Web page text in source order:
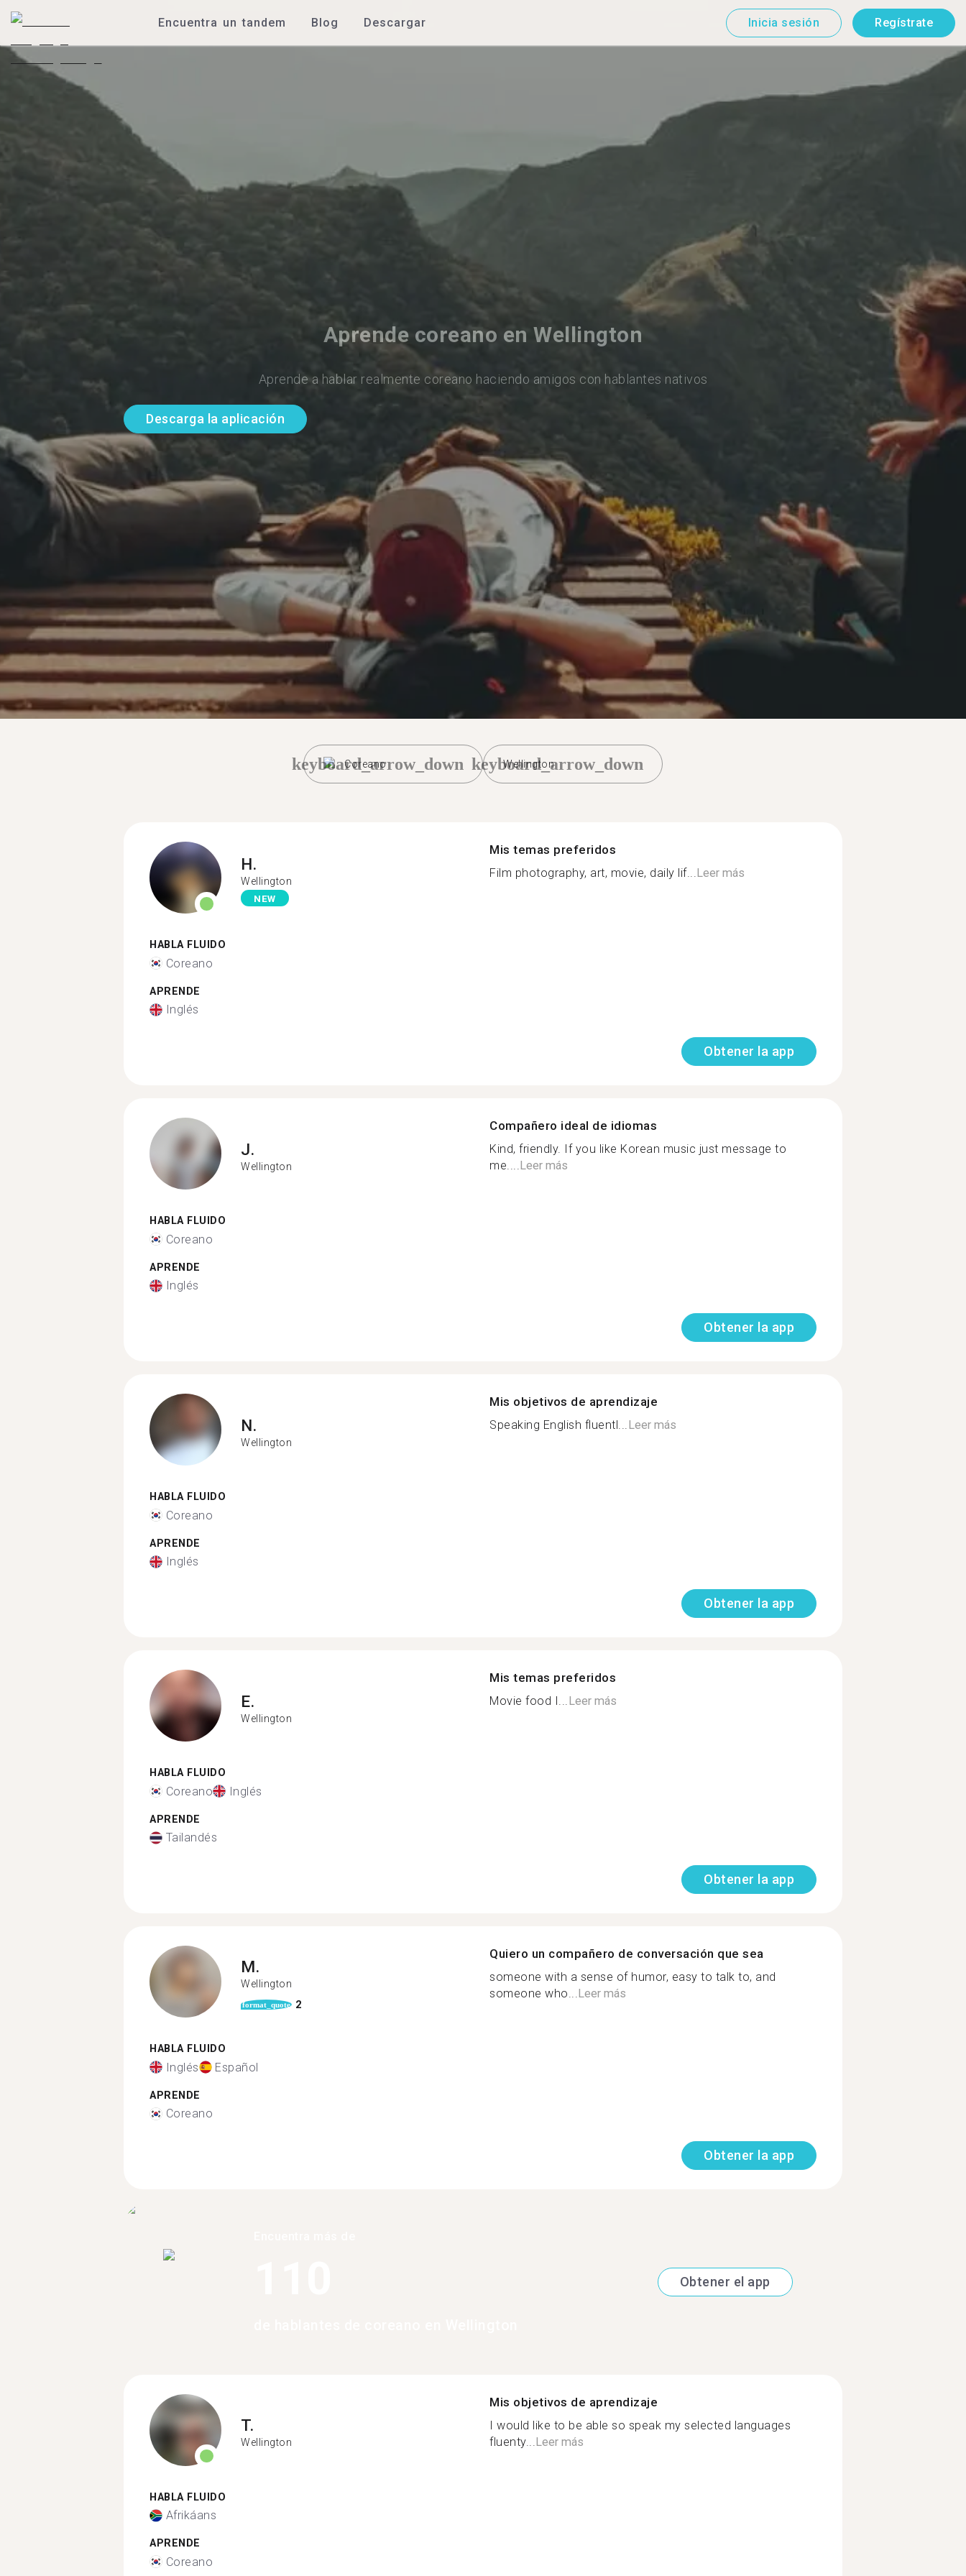
Encuentra un tandem Blog Descargar Inicia sesión Regístrate
Aprende coreano en Wellington
Aprende a hablar realmente coreano haciendo amigos con hablantes nativos
Descarga la aplicación
Coreano
keyboard_arrow_down Wellington
keyboard_arrow_down
H.
Wellington
NEW
HABLA FLUIDO
Coreano
APRENDE
Inglés
Mis temas preferidos
Film photography, art, movie, daily lif...Leer más
Obtener la app
J.
Wellington
HABLA FLUIDO
Coreano
APRENDE
Inglés
Compañero ideal de idiomas
Kind, friendly. If you like Korean music just message to
me....Leer más
Obtener la app
N.
Wellington
HABLA FLUIDO
Coreano
APRENDE
Inglés
Mis objetivos de aprendizaje
Speaking English fluentl...Leer más
Obtener la app
E.
Wellington
HABLA FLUIDO
Coreano Inglés
APRENDE
Tailandés
Mis temas preferidos
Movie food I...Leer más
Obtener la app
M.
Wellington
format_quote 2
HABLA FLUIDO
Inglés Español
APRENDE
Coreano
Quiero un compañero de conversación que sea
someone with a sense of humor, easy to talk to, and
someone who...Leer más
Obtener la app
Obtener el app
T.
Wellington
HABLA FLUIDO
Afrikáans
APRENDE
Coreano
Mis objetivos de aprendizaje
I would like to be able so speak my selected languages
fluenty... Leer más